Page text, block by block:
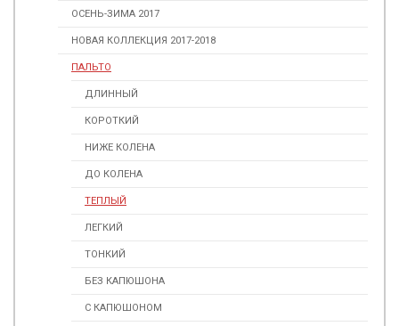
ОСЕНЬ-ЗИМА 2017
НОВАЯ КОЛЛЕКЦИЯ 2017-2018
ПАЛЬТО
ДЛИННЫЙ
КОРОТКИЙ
НИЖЕ КОЛЕНА
ДО КОЛЕНА
ТЕПЛЫЙ
ЛЕГКИЙ
ТОНКИЙ
БЕЗ КАПЮШОНА
С КАПЮШОНОМ